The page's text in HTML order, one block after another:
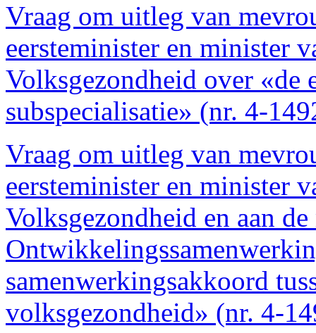
Vraag om uitleg van
eersteminister en minister
Volksgezondheid over «de
subspecialisatie» (nr. 4-
Vraag om uitleg van
eersteminister en minister
Volksgezondheid en aan
samenwerkingsakkoord
volksgezondheid» (nr. 4-